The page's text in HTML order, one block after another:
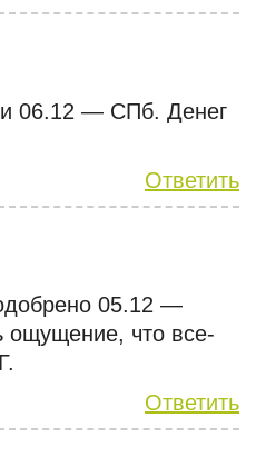
06.12 — СПб. Денег
Ответить
05.12 —
ощущение, что все-
Ответить